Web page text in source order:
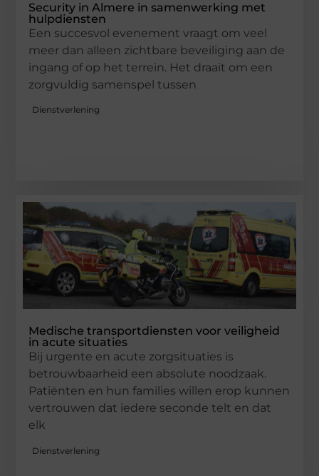
Security in Almere in samenwerking met
hulpdiensten
Een succesvol evenement vraagt om veel
meer dan alleen zichtbare beveiliging aan de
ingang of op het terrein. Het draait om een
zorgvuldig samenspel tussen
Dienstverlening
Medische transportdiensten voor veiligheid
in acute situaties
Bij urgente en acute zorgsituaties is
betrouwbaarheid een absolute noodzaak.
Patiënten en hun families willen erop kunnen
vertrouwen dat iedere seconde telt en dat
elk
Dienstverlening